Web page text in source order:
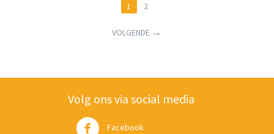
1 2
VOLGENDE
Volg ons via social media
Facebook